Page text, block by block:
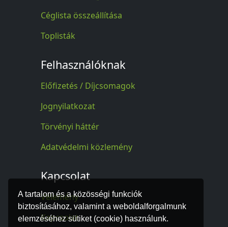
A tartalom és a közösségi funkciók
biztosításához, valamint a weboldalforgalmunk
elemzéséhez sütiket (cookie) használunk.
Céglista összeállítása
Toplisták
Felhasználóknak
Előfizetés / Díjcsomagok
Jognyilatkozat
Törvényi háttér
Adatvédelmi közlemény
Kapcsolat
Vélemény
Kapcsolat